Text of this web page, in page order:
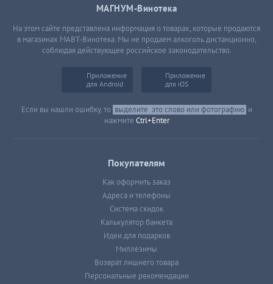
МАГНУМ-Винотека
На этом сайте представлена информация о товарах, которые продаются
в магазинах МАВТ-Винотека. Мы не продаем алкоголь дистанционно,
соблюдая действующее российское законодательство.
Приложение
для Android
Приложение
для iOS
Если вы нашли ошибку, то выделите это слово или фотографию и
нажмите Ctrl+Enter
Покупателям
Как оформить заказ
Адреса и телефоны
Система скидок
Калькулятор банкета
Идеи для подарков
Миллезимы
Возврат лишнего товара
Персональные рекомендации